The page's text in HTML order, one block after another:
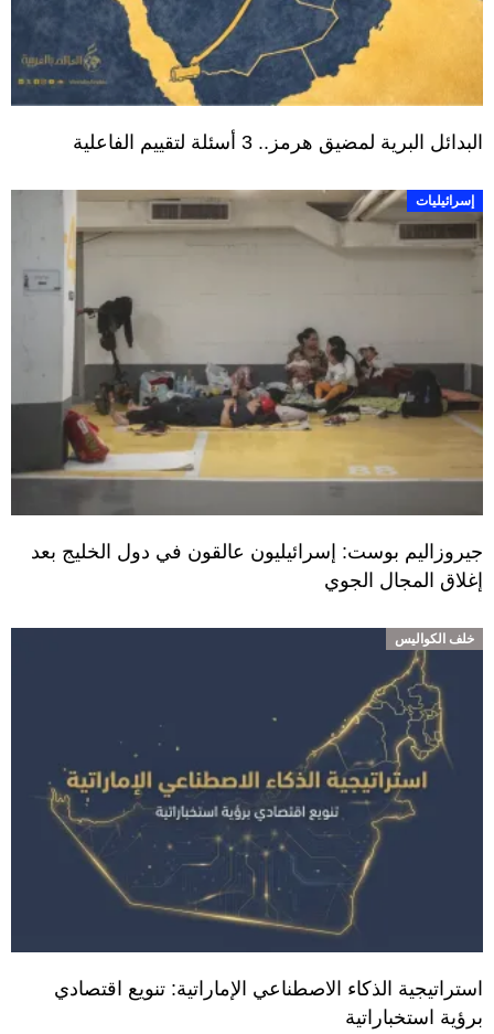
البدائل البرية لمضيق هرمز.. 3 أسئلة لتقييم الفاعلية
إسرائيليات
جيروزاليم بوست: إسرائيليون عالقون في دول الخليج بعد
إغلاق المجال الجوي
خلف الكواليس
استراتيجية الذكاء الاصطناعي الإماراتية: تنويع اقتصادي
برؤية استخباراتية